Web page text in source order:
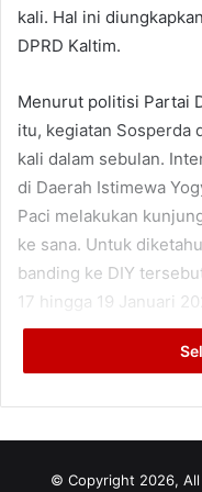
kali. Hal ini
DPRD Kaltim.
Menurut politisi Partai
itu, kegiatan Sosperda
kali dalam sebulan.
di Daerah Istimewa
Paci melakukan
ke sana. Untuk
banding ke DIY
17 hingga 19 Januari
Kata Muhammad
mekanisme
kunjungan ke DPRD
Banmus DPRD Kaltim
© Copyright 2026,